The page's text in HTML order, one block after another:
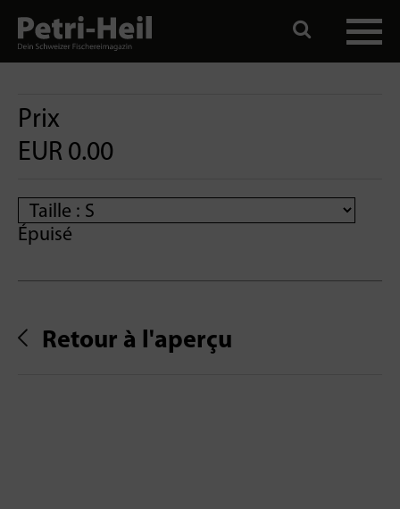
Prix
EUR 0.00
Épuisé
Retour à l'aperçu